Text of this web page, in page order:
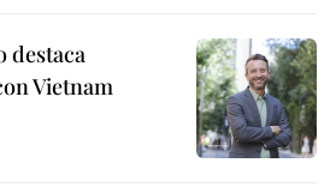
destaca
Vietnam